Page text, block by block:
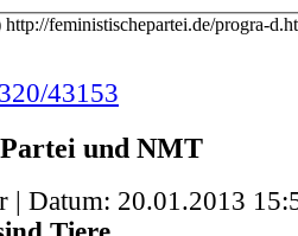
feministischepartei.de/progra-
43153
und NMT
| Datum: 20.01.2013